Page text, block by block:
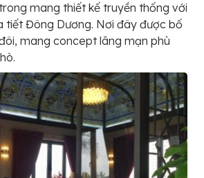
mang thiết kế truyền thống với
tiết Đông Dương. Nơi đây được bố
mang concept lãng mạn phù